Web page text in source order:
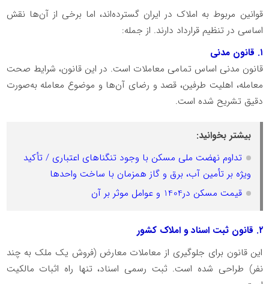
قوانین مربوط به املاک در ایران گسترده‌اند، اما برخی از آن‌ها نقش
اساسی در تنظیم قرارداد دارند. از جمله:
۱. قانون مدنی
قانون مدنی اساس تمامی معاملات است. در این قانون، شرایط صحت
معامله، اهلیت طرفین، قصد و رضای آن‌ها و موضوع معامله به‌صورت
دقیق تشریح شده است.
بیشتر بخوانید:
تداوم نهضت ملی مسکن با وجود تنگناهای اعتباری / تأکید
ویژه بر تأمین آب، برق و گاز همزمان با ساخت واحدها
قیمت مسکن در1404 و عوامل موثر بر آن
۲. قانون ثبت اسناد و املاک کشور
این قانون برای جلوگیری از معاملات معارض (فروش یک ملک به چند
نفر) طراحی شده است. ثبت رسمی اسناد، تنها راه اثبات مالکیت